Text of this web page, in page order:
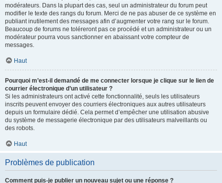
modérateurs. Dans la plupart des cas, seul un administrateur du forum peut
modifier le texte des rangs du forum. Merci de ne pas abuser de ce système en
publiant inutilement des messages afin d’augmenter votre rang sur le forum.
Beaucoup de forums ne toléreront pas ce procédé et un administrateur ou un
modérateur pourra vous sanctionner en abaissant votre compteur de
messages.
Haut
Pourquoi m’est-il demandé de me connecter lorsque je clique sur le lien de
courrier électronique d’un utilisateur ?
Si les administrateurs ont activé cette fonctionnalité, seuls les utilisateurs
inscrits peuvent envoyer des courriers électroniques aux autres utilisateurs
depuis un formulaire dédié. Cela permet d’empêcher une utilisation abusive
du système de messagerie électronique par des utilisateurs malveillants ou
des robots.
Haut
Problèmes de publication
Comment puis-je publier un nouveau sujet ou une réponse ?